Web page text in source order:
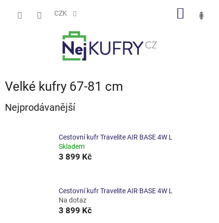
CZK
Velké kufry 67-81 cm
Nejprodávanější
Cestovní kufr Travelite AIR BASE 4W L
Skladem
3 899 Kč
Cestovní kufr Travelite AIR BASE 4W L
Na dotaz
3 899 Kč